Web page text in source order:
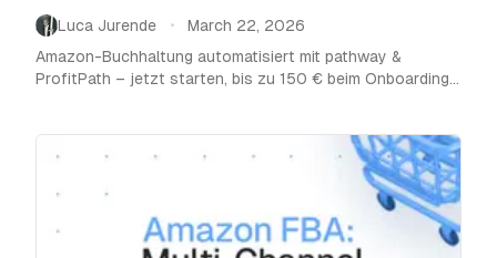
Luca Jurende •
March 22, 2026
Amazon-Buchhaltung automatisiert mit pathway &
ProfitPath – jetzt starten, bis zu 150 € beim Onboarding